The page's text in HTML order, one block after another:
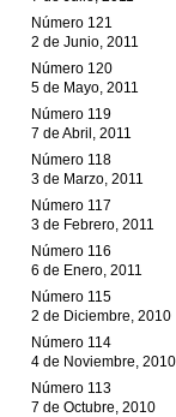
Número 121
2 de Junio, 2011
Número 120
5 de Mayo, 2011
Número 119
7 de Abril, 2011
Número 118
3 de Marzo, 2011
Número 117
3 de Febrero, 2011
Número 116
6 de Enero, 2011
Número 115
2 de Diciembre, 2010
Número 114
4 de Noviembre, 2010
Número 113
7 de Octubre, 2010